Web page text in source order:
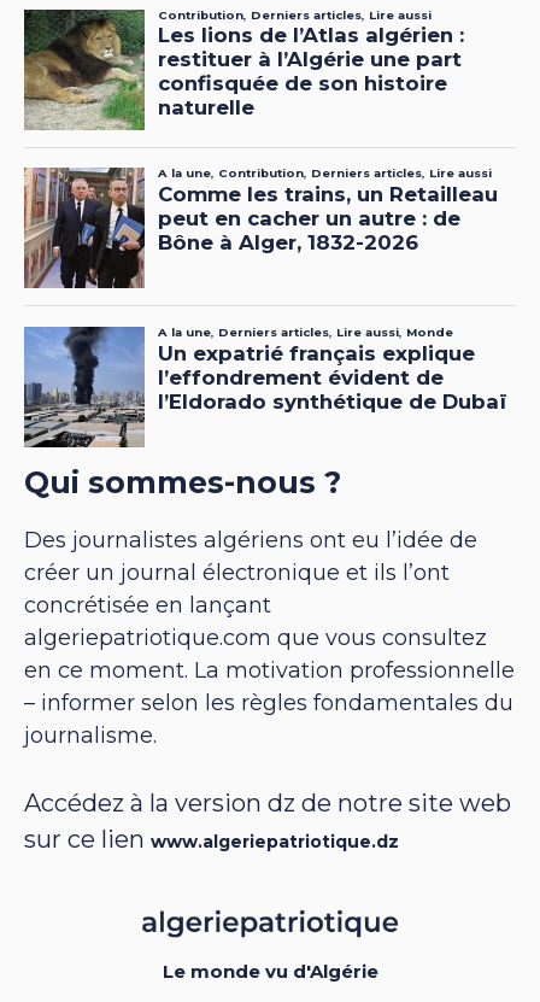
Qui sommes-nous ?
Des journalistes algériens ont eu l’idée de
créer un journal électronique et ils l’ont
concrétisée en lançant
algeriepatriotique.com que vous consultez
en ce moment. La motivation professionnelle
– informer selon les règles fondamentales du
journalisme.
Accédez à la version dz de notre site web
sur ce lien www.algeriepatriotique.dz
Le monde vu d'Algérie